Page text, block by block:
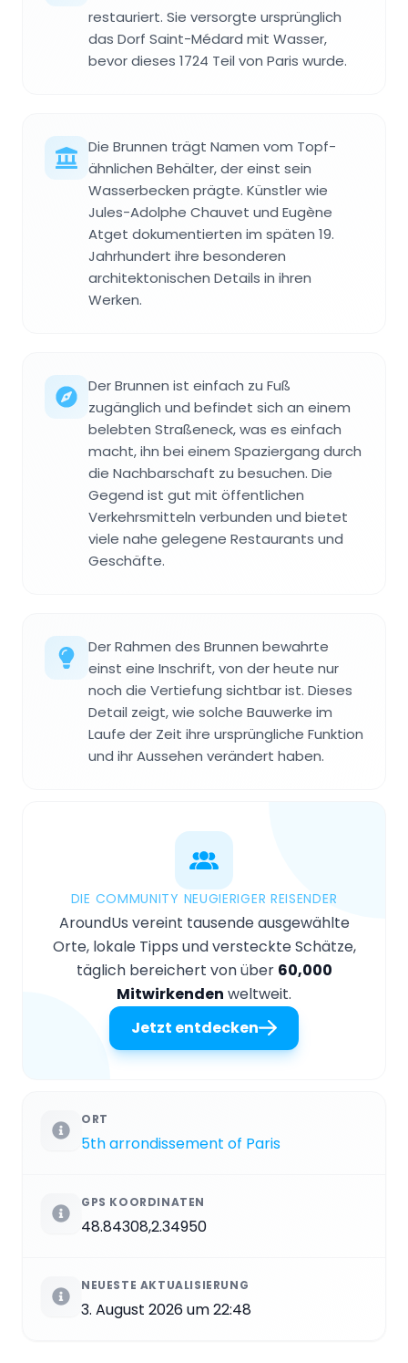
restauriert. Sie versorgte ursprünglich
das Dorf Saint-Médard mit Wasser,
bevor dieses 1724 Teil von Paris wurde.
Die Brunnen trägt Namen vom Topf-
ähnlichen Behälter, der einst sein
Wasserbecken prägte. Künstler wie
Jules-Adolphe Chauvet und Eugène
Atget dokumentierten im späten 19.
Jahrhundert ihre besonderen
architektonischen Details in ihren
Werken.
Der Brunnen ist einfach zu Fuß
zugänglich und befindet sich an einem
belebten Straßeneck, was es einfach
macht, ihn bei einem Spaziergang durch
die Nachbarschaft zu besuchen. Die
Gegend ist gut mit öffentlichen
Verkehrsmitteln verbunden und bietet
viele nahe gelegene Restaurants und
Geschäfte.
Der Rahmen des Brunnen bewahrte
einst eine Inschrift, von der heute nur
noch die Vertiefung sichtbar ist. Dieses
Detail zeigt, wie solche Bauwerke im
Laufe der Zeit ihre ursprüngliche Funktion
und ihr Aussehen verändert haben.
DIE COMMUNITY NEUGIERIGER REISENDER
AroundUs vereint tausende ausgewählte
Orte, lokale Tipps und versteckte Schätze,
täglich bereichert von über 60,000
Mitwirkenden weltweit.
Jetzt entdecken
ORT
5th arrondissement of Paris
GPS KOORDINATEN
48.84308,2.34950
NEUESTE AKTUALISIERUNG
3. August 2026 um 22:48